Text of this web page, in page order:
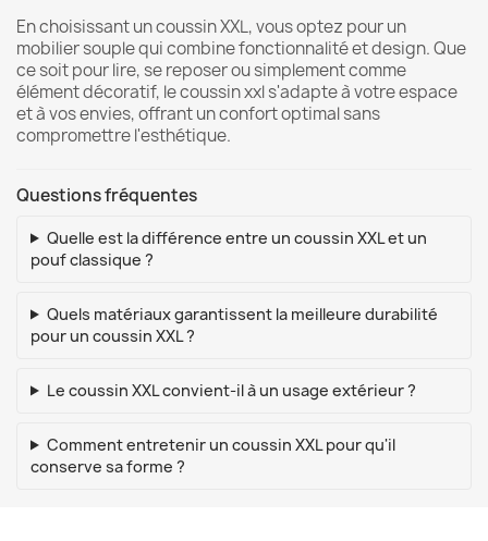
En choisissant un coussin XXL, vous optez pour un
mobilier souple qui combine fonctionnalité et design. Que
ce soit pour lire, se reposer ou simplement comme
élément décoratif, le coussin xxl s'adapte à votre espace
et à vos envies, offrant un confort optimal sans
compromettre l'esthétique.
Questions fréquentes
Quelle est la différence entre un coussin XXL et un
pouf classique ?
Quels matériaux garantissent la meilleure durabilité
pour un coussin XXL ?
Le coussin XXL convient-il à un usage extérieur ?
Comment entretenir un coussin XXL pour qu'il
conserve sa forme ?